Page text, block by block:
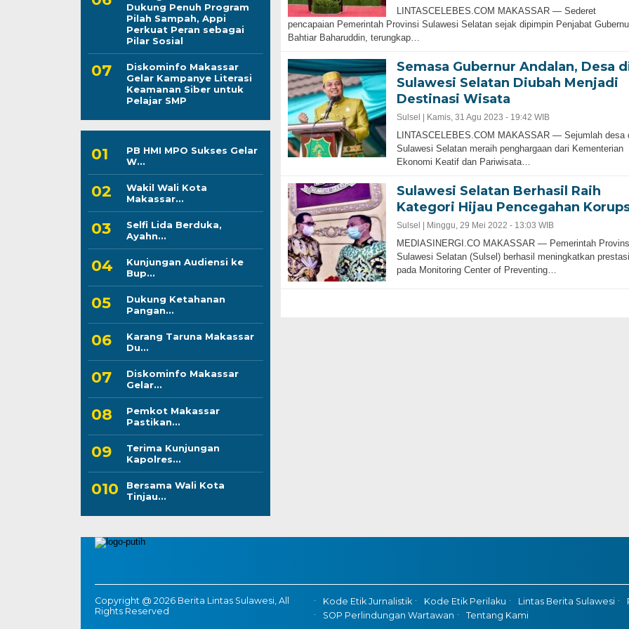
Dukung Penuh Program
Pilah Sampah, Appi
Perkuat Peran sebagai
Pilar Sosial
Diskominfo Makassar
Gelar Kampanye Literasi
Keamanan Siber untuk
Pelajar SMP
PB HMI MPO Sukses Gelar
W...
Wakil Wali Kota
Makassar...
Selfi Lida Berduka,
Ayahn...
Kunjungan Audiensi ke
Bup...
Dukung Ketahanan
Pangan...
Karang Taruna Makassar
Du...
Diskominfo Makassar
Gelar...
Pemkot Makassar
Pastikan...
Terima Kunjungan
Kapolres...
Bersama Wali Kota
Tinjau...
LINTASCELEBES.COM MAKASSAR — Sederet
pencapaian Pemerintah Provinsi Sulawesi Selatan sejak dipimpin Penjabat
Bahtiar Baharuddin, terungkap…
Semasa Gubernur Andalan, Desa
Sulawesi Selatan Diubah Menjadi
Destinasi Wisata
Sulsel | Kamis, 31 Agu 2023 - 19:42 WIB
LINTASCELEBES.COM MAKASSAR — Sejumlah desa
Sulawesi Selatan meraih penghargaan dari Kementerian
Ekonomi Keatif dan Pariwisata…
Sulawesi Selatan Berhasil Raih
Kategori Hijau Pencegahan
Sulsel | Minggu, 29 Mei 2022 - 13:03 WIB
MEDIASINERGI.CO MAKASSAR — Pemerintah
Sulawesi Selatan (Sulsel) berhasil meningkatkan prestasi
pada Monitoring Center of Preventing…
Copyright @ 2026 Berita Lintas Sulawesi, All
Rights Reserved
Kode Etik Jurnalistik Kode Etik Perilaku Lintas Berita Sulawesi
SOP Perlindungan Wartawan
Tentang Kami